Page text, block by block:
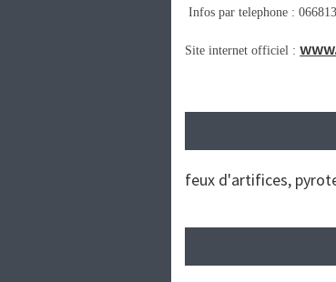
Infos par telephone :
Site internet officiel :
feux d'artifices,